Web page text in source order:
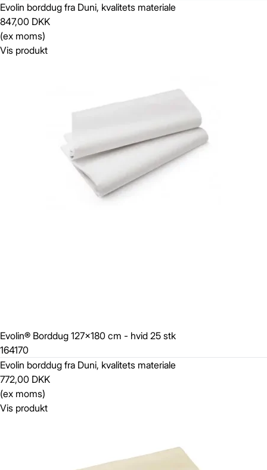
Evolin borddug fra Duni, kvalitets materiale
847,00 DKK
(ex moms)
Vis produkt
Evolin® Borddug 127x180 cm - hvid 25 stk
164170
Evolin borddug fra Duni, kvalitets materiale
772,00 DKK
(ex moms)
Vis produkt
Gem